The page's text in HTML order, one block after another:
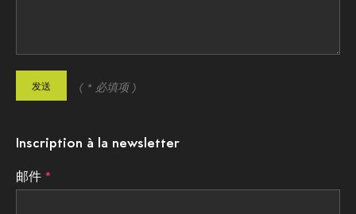
发送 ( * 必填项 )
Inscription à la newsletter
邮件